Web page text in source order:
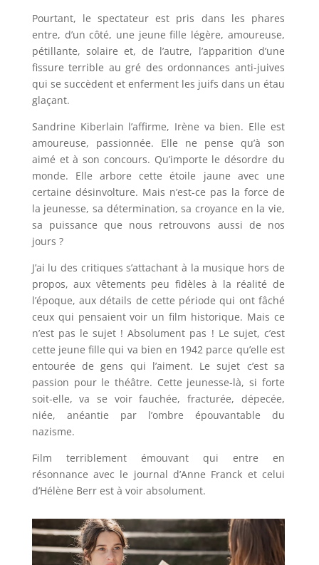
Pourtant, le spectateur est pris dans les phares
entre, d’un côté, une jeune fille légère, amoureuse,
pétillante, solaire et, de l’autre, l’apparition d’une
fissure terrible au gré des ordonnances anti-juives
qui se succèdent et enferment les juifs dans un étau
glaçant.
Sandrine Kiberlain l’affirme, Irène va bien. Elle est
amoureuse, passionnée. Elle ne pense qu’à son
aimé et à son concours. Qu’importe le désordre du
monde. Elle arbore cette étoile jaune avec une
certaine désinvolture. Mais n’est-ce pas la force de
la jeunesse, sa détermination, sa croyance en la vie,
sa puissance que nous retrouvons aussi de nos
jours ?
J’ai lu des critiques s’attachant à la musique hors de
propos, aux vêtements peu fidèles à la réalité de
l’époque, aux détails de cette période qui ont fâché
ceux qui pensaient voir un film historique. Mais ce
n’est pas le sujet ! Absolument pas ! Le sujet, c’est
cette jeune fille qui va bien en 1942 parce qu’elle est
entourée de gens qui l’aiment. Le sujet c’est sa
passion pour le théâtre. Cette jeunesse-là, si forte
soit-elle, va se voir fauchée, fracturée, dépecée,
niée, anéantie par l’ombre épouvantable du
nazisme.
Film terriblement émouvant qui entre en
résonnance avec le journal d’Anne Franck et celui
d’Hélène Berr est à voir absolument.